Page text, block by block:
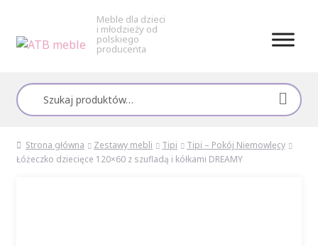
nawigacji
treści
Meble dla dzieci
i młodzieży od
polskiego
producenta
Szukaj:
Strona główna Zestawy mebli Tipi
Tipi – Pokój Niemowlęcy
Łóżeczko dziecięce 120×60 z szufladą i kółkami DREAMY